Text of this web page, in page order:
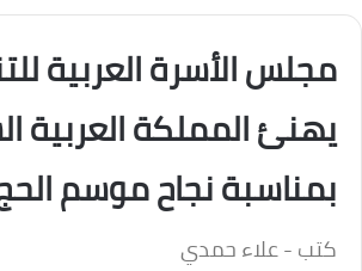
مجلس الأسرة العربية
يهنئ المملكة العربية
بمناسبة نجاح موسم
كتب - علاء حمدي